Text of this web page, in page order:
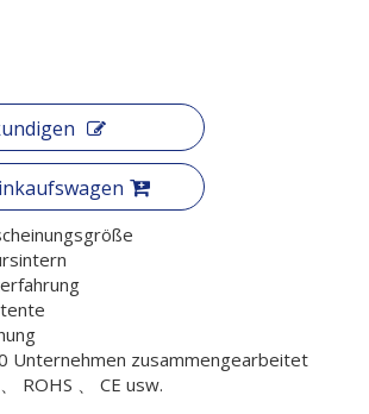
Unternehmen zusammengearbeitet
ROHS 、 CE usw.